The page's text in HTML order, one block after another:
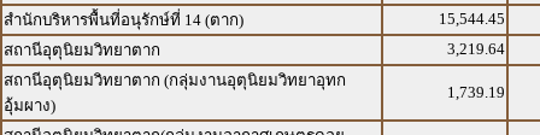
สำนักบริหารพื้นที่อนุรักษ์ที่ 14 (ตาก)
15,544.45
สถานีอุตุนิยมวิทยาตาก
3,219.64
สถานีอุตุนิยมวิทยาตาก (กลุ่มงานอุตุนิยมวิทยาอุทก
อุ้มผาง)
1,739.19